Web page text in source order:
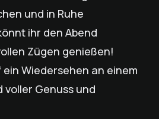
und in Ruhe
ihr den Abend
Zügen genießen!
Wiedersehen an einem
voller Genuss und